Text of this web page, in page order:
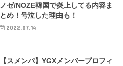
ノゼ/NOZE韓国で炎上してる内容ま
とめ！号泣した理由も！
2022.07.14
【スメンパ】YGXメンバープロフィ